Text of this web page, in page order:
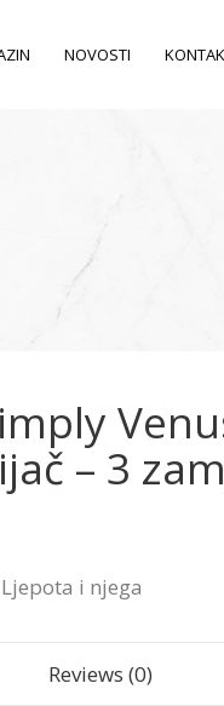
NOVOSTI
– 3
Ljepota i njega
Reviews (0)